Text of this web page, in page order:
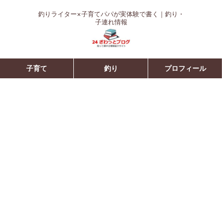
釣りライター×子育てパパが実体験で書く｜釣り・
子連れ情報
子育て 釣り プロフィール